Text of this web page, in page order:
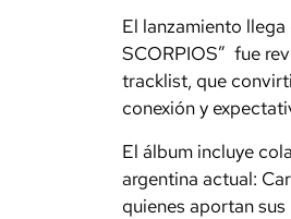
El lanzamiento
SCORPIOS” fue
tracklist, que
conexión y
El álbum incluye
argentina actual:
quienes aportan